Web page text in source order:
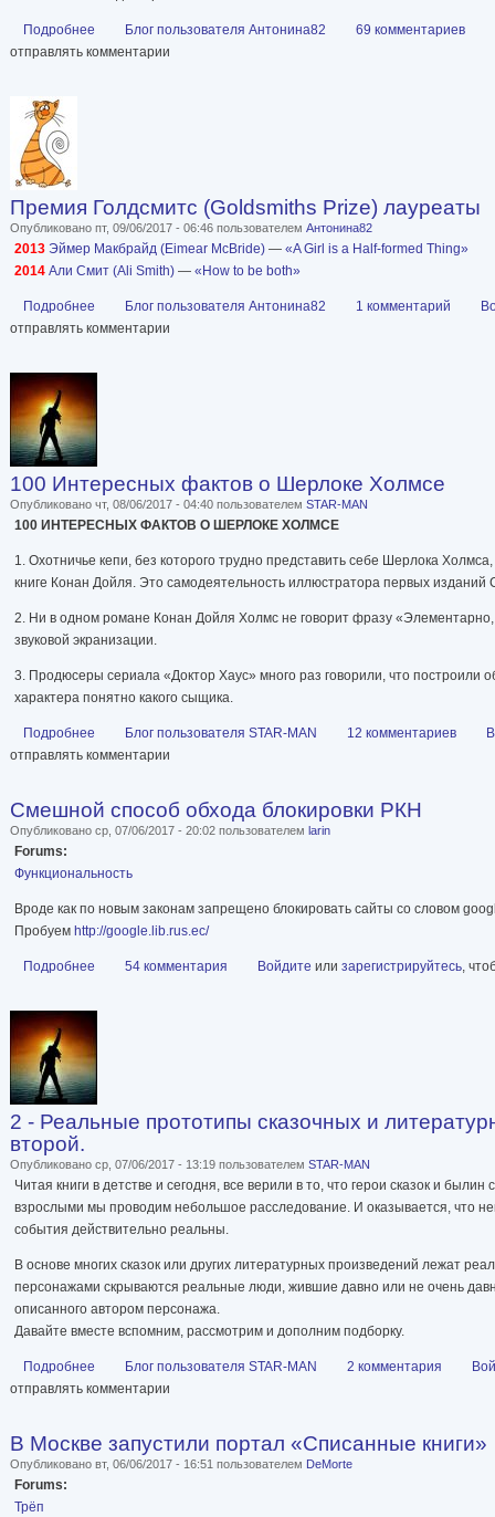
Подробнее о ЛИБРУСЕКУ 10 ЛЕТ!!!
Блог пользователя Антонина82
69 комментариев
отправлять комментарии
Премия Голдсмитс (Goldsmiths Prize) лауреаты
Опубликовано пт, 09/06/2017 - 06:46 пользователем Антонина82
2013 Эймер Макбрайд (Eimear McBride) — «A Girl is a Half-formed Thing»
2014 Али Смит (Ali Smith) — «How to be both»
Подробнее о Премия Голдсмитс (Goldsmiths Prize) лауреаты
Блог пользователя Антонина82 1 комментарий
отправлять комментарии
100 Интересных фактов о Шерлоке Холмсе
Опубликовано чт, 08/06/2017 - 04:40 пользователем STAR-MAN
100 ИНТЕРЕСНЫХ ФАКТОВ О ШЕРЛОКЕ ХОЛМСЕ
1. Охотничье кепи, без которого трудно представить себе Шерлока
книге Конан Дойля. Это самодеятельность иллюстратора первых
2. Ни в одном романе Конан Дойля Холмс не говорит фразу
звуковой экранизации.
3. Продюсеры сериала «Доктор Хаус» много раз говорили, что построили
характера понятно какого сыщика.
Подробнее о 100 Интересных фактов о Шерлоке Холмсе
Блог пользователя STAR-MAN 12 комментариев
отправлять комментарии
Смешной способ обхода блокировки РКН
Опубликовано ср, 07/06/2017 - 20:02 пользователем larin
Forums:
Функциональность
Вроде как по новым законам запрещено блокировать сайты со словом
Пробуем http://google.lib.rus.ec/
Подробнее о Смешной способ обхода блокировки РКН
54 комментария Войдите или зарегистрируйтесь,
2 - Реальные прототипы сказочных и
второй.
Опубликовано ср, 07/06/2017 - 13:19 пользователем STAR-MAN
Читая книги в детстве и сегодня, все верили в то, что герои сказок и
взрослыми мы проводим небольшое расследование. И оказывается, что
события действительно реальны.
В основе многих сказок или других литературных произведений лежат
персонажами скрываются реальные люди, жившие давно или не очень
описанного автором персонажа.
Давайте вместе вспомним, рассмотрим и дополним подборку.
Подробнее о 2 - Реальные прототипы сказочных и литературных
Блог пользователя STAR-MAN 2 комментария
отправлять комментарии
В Москве запустили портал «Списанные книги»
Опубликовано вт, 06/06/2017 - 16:51 пользователем DeMorte
Forums:
Трёп